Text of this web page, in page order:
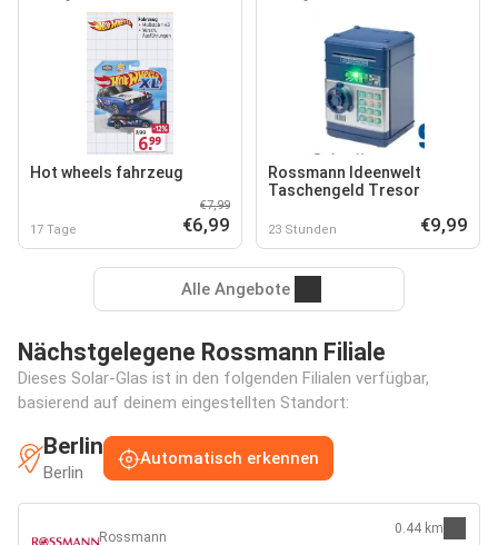
Hot wheels fahrzeug
17 Tage
€7,99
€6,99
Rossmann Ideenwelt
Taschengeld Tresor
23 Stunden €9,99
Alle Angebote
Nächstgelegene Rossmann Filiale
Dieses Solar-Glas ist in den folgenden Filialen verfügbar,
basierend auf deinem eingestellten Standort:
Berlin
Berlin
Automatisch erkennen
Rossmann
0.44 km